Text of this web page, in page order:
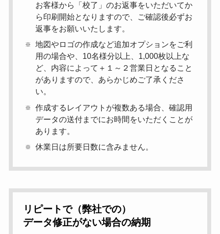
お客様から「校了」のお返事をいただいてか
ら印刷開始となりますので、ご確認後必ずお
返事をお願いいたします。
地図やロゴの作成など追加オプションをご利
用の場合や、10名様分以上、1,000枚以上な
ど、内容によって＋１～２営業日となること
がありますので、あらかじめご了承くださ
い。
作成するレイアウトが複数ある場合、確認用
データの送付までにお時間をいただくことが
あります。
休業日は所要日数に含みません。
リピートで（弊社での）
データ修正がない場合の納期